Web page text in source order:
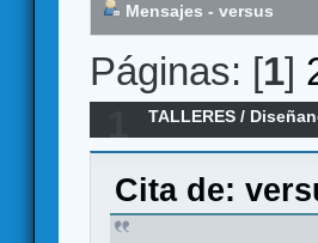
Mensajes - versus
Páginas: [1]
TALLERES /
Cita de: